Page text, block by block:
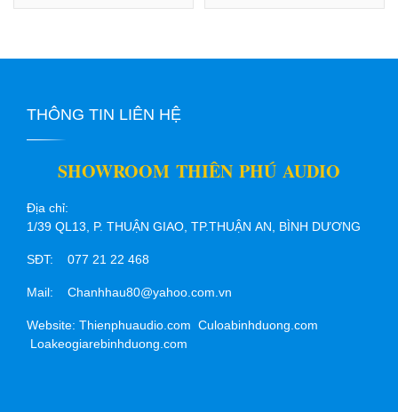
THÔNG TIN LIÊN HỆ
SHOWROOM THIÊN PHÚ AUDIO
Địa chỉ:
1/39 QL13, P. THUẬN GIAO, TP.THUẬN AN, BÌNH DƯƠNG
SĐT: 077 21 22 468
Mail: Chanhhau80@yahoo.com.vn
Website: Thienphuaudio.com Culoabinhduong.com
Loakeogiarebinhduong.com